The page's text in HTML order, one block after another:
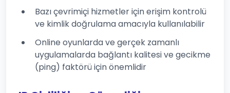
Bazı çevrimiçi hizmetler için erişim kontrolü
ve kimlik doğrulama amacıyla kullanılabilir
Online oyunlarda ve gerçek zamanlı
uygulamalarda bağlantı kalitesi ve gecikme
(ping) faktörü için önemlidir